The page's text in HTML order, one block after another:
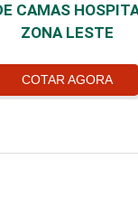
CAMAS
ZONA LESTE
COTAR AGORA